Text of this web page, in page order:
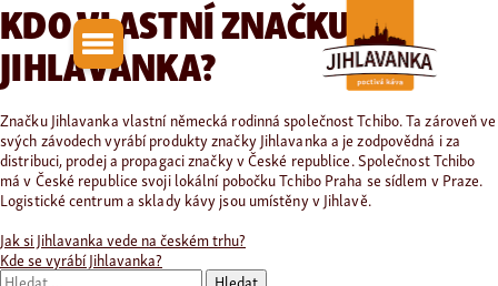
KDO VLASTNÍ ZNAČKU
JIHLAVANKA?
Značku Jihlavanka vlastní německá rodinná společnost Tchibo. Ta zároveň ve
svých závodech vyrábí produkty značky Jihlavanka a je zodpovědná i za
distribuci, prodej a propagaci značky vČeské republice. Společnost Tchibo
má vČeské republice svoji lokální pobočku Tchibo Praha se sídlem vPraze.
Logistické centrum a sklady kávy jsou umístěny vJihlavě.
NAVIGACE
Jak si Jihlavanka vede na českém trhu?
Kde se vyrábí Jihlavanka?
Vyhledávání